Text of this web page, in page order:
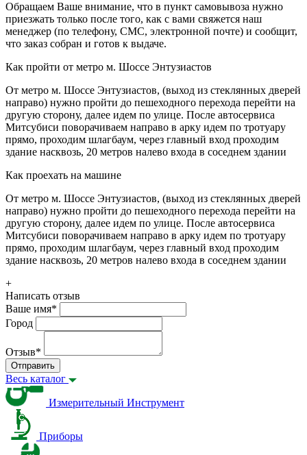
Обращаем Ваше внимание, что в пункт самовывоза нужно
приезжать только после того, как с вами свяжется наш
менеджер (по телефону, СМС, электронной почте) и сообщит,
что заказ собран и готов к выдаче.
Как пройти от метро м. Шоссе Энтузиастов
От метро м. Шоссе Энтузиастов, (выход из стеклянных дверей
направо) нужно пройти до пешеходного перехода перейти на
другую сторону, далее идем по улице. После автосервиса
Митсубиси поворачиваем направо в арку идем по тротуару
прямо, проходим шлагбаум, через главный вход проходим
здание насквозь, 20 метров налево входа в соседнем здании
Как проехать на машине
От метро м. Шоссе Энтузиастов, (выход из стеклянных дверей
направо) нужно пройти до пешеходного перехода перейти на
другую сторону, далее идем по улице. После автосервиса
Митсубиси поворачиваем направо в арку идем по тротуару
прямо, проходим шлагбаум, через главный вход проходим
здание насквозь, 20 метров налево входа в соседнем здании
+
Написать отзыв
Ваше имя*
Город
Отзыв*
Отправить
Весь каталог
Измерительный Инструмент
Приборы